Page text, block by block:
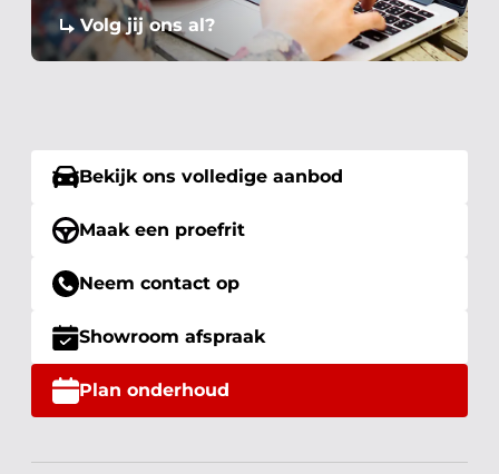
Volg jij ons al?
Bekijk ons volledige aanbod
Maak een proefrit
Neem contact op
Showroom afspraak
Plan onderhoud